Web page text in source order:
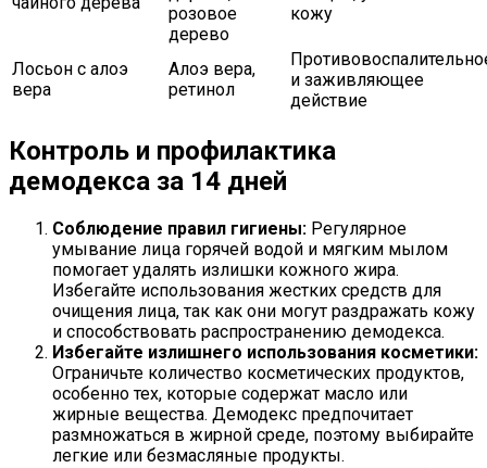
розовое
дерево
кожу
Лосьон с алоэ
вера
Алоэ вера,
ретинол
и заживляющее
действие
Контроль и профилактика
демодекса за 14 дней
Соблюдение правил гигиены: Регулярное
умывание лица горячей водой и мягким мылом
помогает удалять излишки кожного жира.
Избегайте использования жестких средств для
очищения лица, так как они могут раздражать кожу
и способствовать распространению демодекса.
Избегайте излишнего использования косметики:
Ограничьте количество косметических продуктов,
особенно тех, которые содержат масло или
жирные вещества. Демодекс предпочитает
размножаться в жирной среде, поэтому выбирайте
легкие или безмасляные продукты.